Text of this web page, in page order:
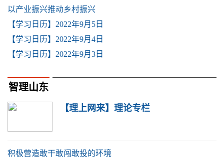
以产业振兴推动乡村振兴
【学习日历】2022年9月5日
【学习日历】2022年9月4日
【学习日历】2022年9月3日
智理山东
【理上网来】理论专栏
积极营造敢干敢闯敢投的环境